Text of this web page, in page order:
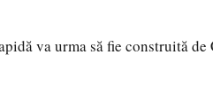
va urma să fie construită